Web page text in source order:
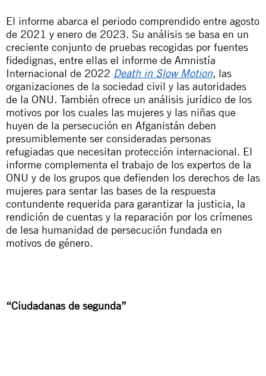
El informe abarca el periodo comprendido entre agosto
de 2021 y enero de 2023. Su análisis se basa en un
creciente conjunto de pruebas recogidas por fuentes
fidedignas, entre ellas el informe de Amnistía
Internacional de 2022 Death in Slow Motion, las
organizaciones de la sociedad civil y las autoridades
de la ONU. También ofrece un análisis jurídico de los
motivos por los cuales las mujeres y las niñas que
huyen de la persecución en Afganistán deben
presumiblemente ser consideradas personas
refugiadas que necesitan protección internacional. El
informe complementa el trabajo de los expertos de la
ONU y de los grupos que defienden los derechos de las
mujeres para sentar las bases de la respuesta
contundente requerida para garantizar la justicia, la
rendición de cuentas y la reparación por los crímenes
de lesa humanidad de persecución fundada en
motivos de género.
“Ciudadanas de segunda”